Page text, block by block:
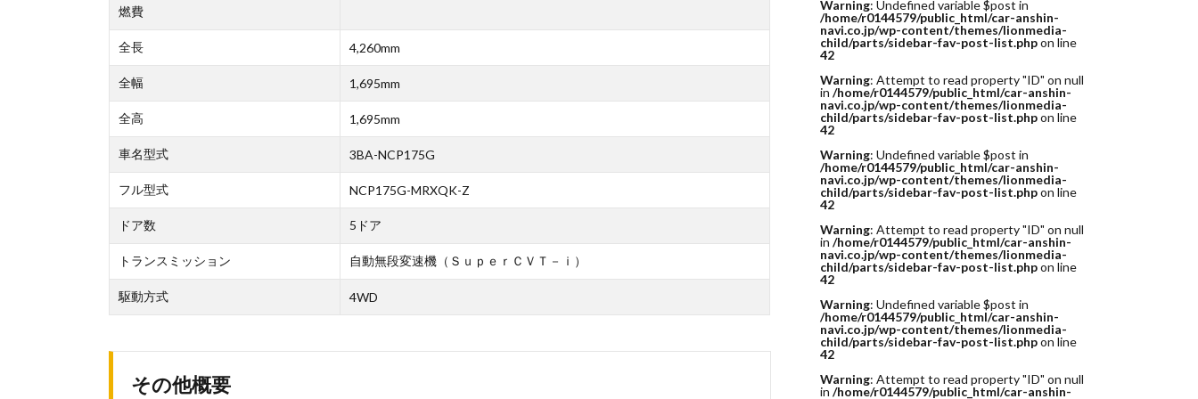
燃費
全長 4,260mm
全幅 1,695mm
全高 1,695mm
車名型式 3BA-NCP175G
フル型式 NCP175G-MRXQK-Z
ドア数 5ドア
トランスミッション 自動無段変速機（ＳｕｐｅｒＣＶＴ－ｉ）
駆動方式 4WD
その他概要
Warning: Undefined variable $post in
/home/r0144579/public_html/car-anshin-
navi.co.jp/wp-content/themes/lionmedia-
child/parts/sidebar-fav-post-list.phpon line
42
Warning: Attempt to read property "ID" on null
in /home/r0144579/public_html/car-anshin-
navi.co.jp/wp-content/themes/lionmedia-
child/parts/sidebar-fav-post-list.phpon line
42
Warning: Undefined variable $post in
/home/r0144579/public_html/car-anshin-
navi.co.jp/wp-content/themes/lionmedia-
child/parts/sidebar-fav-post-list.phpon line
42
Warning: Attempt to read property "ID" on null
in /home/r0144579/public_html/car-anshin-
navi.co.jp/wp-content/themes/lionmedia-
child/parts/sidebar-fav-post-list.phpon line
42
Warning: Undefined variable $post in
/home/r0144579/public_html/car-anshin-
navi.co.jp/wp-content/themes/lionmedia-
child/parts/sidebar-fav-post-list.phpon line
42
Warning: Attempt to read property "ID" on null
in /home/r0144579/public_html/car-anshin-